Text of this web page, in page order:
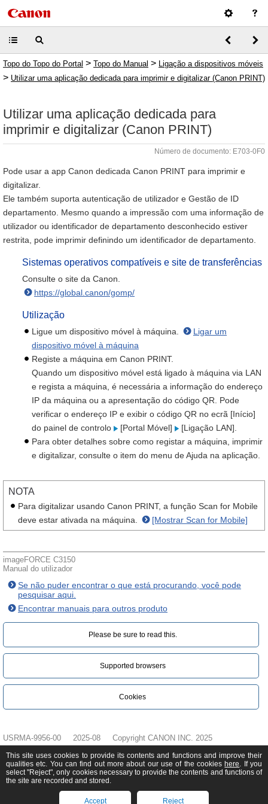
Topo do Topo do Portal > Topo do Manual > Ligação a dispositivos móveis
> Utilizar uma aplicação dedicada para imprimir e digitalizar (Canon PRINT)
Utilizar uma aplicação dedicada para
imprimir e digitalizar (Canon PRINT)
Número de documento: E703-0F0
Pode usar a app Canon dedicada Canon PRINT para imprimir e
digitalizar.
Ele também suporta autenticação de utilizador e Gestão de ID
departamento. Mesmo quando a impressão com uma informação de
utilizador ou identificador de departamento desconhecido estiver
restrita, pode imprimir definindo um identificador de departamento.
Sistemas operativos compatíveis e site de transferências
Consulte o site da Canon.
https://global.canon/gomp/
Utilização
Ligue um dispositivo móvel à máquina.
Ligar um
dispositivo móvel à máquina
Registe a máquina em Canon PRINT.
Quando um dispositivo móvel está ligado à máquina via LAN
e regista a máquina, é necessária a informação do endereço
IP da máquina ou a apresentação do código QR. Pode
verificar o endereço IP e exibir o código QR no ecrã [Início]
do painel de controlo
[Portal Móvel]
[Ligação LAN].
Para obter detalhes sobre como registar a máquina, imprimir
e digitalizar, consulte o item do menu de Ajuda na aplicação.
NOTA
Para digitalizar usando Canon PRINT, a função Scan for Mobile
deve estar ativada na máquina.
[Mostrar Scan for Mobile]
imageFORCE C3150
Manual do utilizador
Se não puder encontrar o que está procurando, você pode
pesquisar aqui.
Encontrar manuais para outros produto
Please be sure to read this.‎
Supported browsers
Cookies
USRMA-9956-00 2025-08 Copyright CANON INC. 2025
This site uses cookies to provide its contents and functions and improve their
qualities etc. You can find out more about our use of the cookies here. If you
select "Reject", only cookies necessary to provide the contents and functions of
the site are recorded and stored.
Accept Reject